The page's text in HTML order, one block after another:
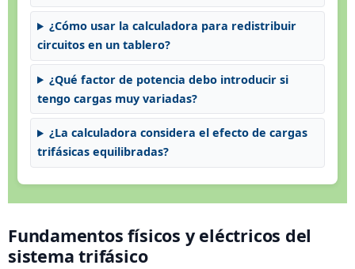
¿Cómo usar la calculadora para redistribuir
circuitos en un tablero?
¿Qué factor de potencia debo introducir si
tengo cargas muy variadas?
¿La calculadora considera el efecto de cargas
trifásicas equilibradas?
Fundamentos físicos y eléctricos del
sistema trifásico